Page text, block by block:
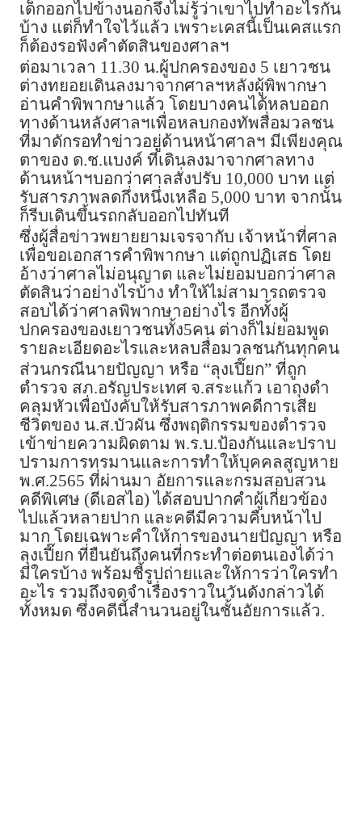
เด็กออกไปข้างนอกจึงไม่รู้ว่าเขาไปทำอะไรกัน
บ้าง แต่ก็ทำใจไว้แล้ว เพราะเคสนี้เป็นเคสแรก
ก็ต้องรอฟังคำตัดสินของศาลฯ
ต่อมาเวลา 11.30 น.ผู้ปกครองของ 5 เยาวชน
ต่างทยอยเดินลงมาจากศาลฯหลังผู้พิพากษา
อ่านคำพิพากษาแล้ว โดยบางคนได้หลบออก
ทางด้านหลังศาลฯเพื่อหลบกองทัพสื่อมวลชน
ที่มาดักรอทำข่าวอยู่ด้านหน้าศาลฯ มีเพียงคุณ
ตาของ ด.ช.แบงค์ ที่เดินลงมาจากศาลทาง
ด้านหน้าฯบอกว่าศาลสั่งปรับ 10,000 บาท แต่
รับสารภาพลดกึ่งหนึ่งเหลือ 5,000 บาท จากนั้น
ก็รีบเดินขึ้นรถกลับออกไปทันที
ซึ่งผู้สื่อข่าวพยายยามเจรจากับ เจ้าหน้าที่ศาล
เพื่อขอเอกสารคำพิพากษา แต่ถูกปฏิเสธ โดย
อ้างว่าศาลไม่อนุญาต และไม่ยอมบอกว่าศาล
ตัดสินว่าอย่างไรบ้าง ทำให้ไม่สามารถตรวจ
สอบได้ว่าศาลพิพากษาอย่างไร อีกทั้งผู้
ปกครองของเยาวชนทั้ง5คน ต่างก็ไม่ยอมพูด
รายละเอียดอะไรและหลบสื่อมวลชนกันทุกคน
ส่วนกรณีนายปัญญา หรือ “ลุงเปี๊ยก” ที่ถูก
ตำรวจ สภ.อรัญประเทศ จ.สระแก้ว เอาถุงดำ
คลุมหัวเพื่อบังคับให้รับสารภาพคดีการเสีย
ชีวิตของ น.ส.บัวผัน ซึ่งพฤติกรรมของตำรวจ
เข้าข่ายความผิดตาม พ.ร.บ.ป้องกันและปราบ
ปรามการทรมานและการทำให้บุคคลสูญหาย
พ.ศ.2565 ที่ผ่านมา อัยการและกรมสอบสวน
คดีพิเศษ (ดีเอสไอ) ได้สอบปากคำผู้เกี่ยวข้อง
ไปแล้วหลายปาก และคดีมีความคืบหน้าไป
มาก โดยเฉพาะคำให้การของนายปัญญา หรือ
ลุงเปี๊ยก ที่ยืนยันถึงคนที่กระทำต่อตนเองได้ว่า
มีใครบ้าง พร้อมชี้รูปถ่ายและให้การว่าใครทำ
อะไร รวมถึงจดจำเรื่องราวในวันดังกล่าวได้
ทั้งหมด ซึ่งคดีนี้สำนวนอยู่ในชั้นอัยการแล้ว.